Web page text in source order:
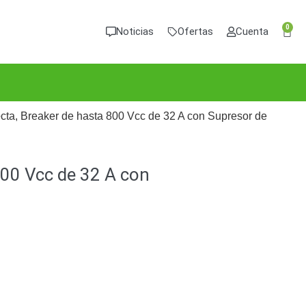
Noticias Ofertas Cuenta 0
Breaker de hasta 800 Vcc de 32 A con Supresor de
Vcc de 32 A con